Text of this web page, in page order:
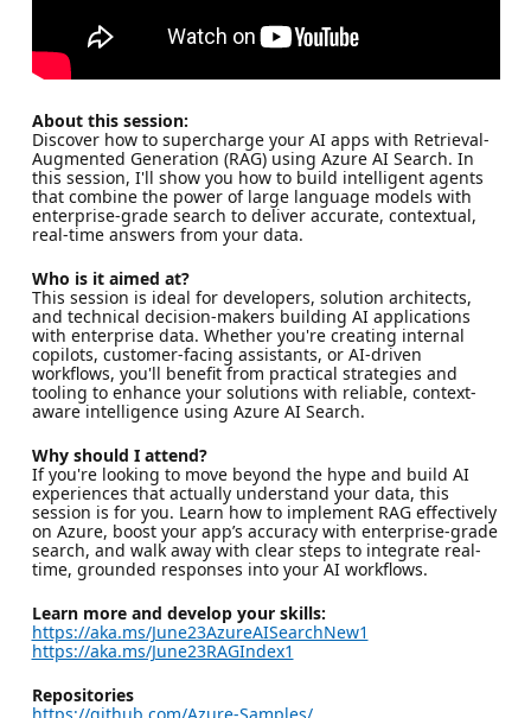
About this session:
Discover how to supercharge your AI apps with Retrieval-
Augmented Generation (RAG) using Azure AI Search. In
this session, I'll show you how to build intelligent agents
that combine the power of large language models with
enterprise-grade search to deliver accurate, contextual,
real-time answers from your data.
Who is it aimed at?
This session is ideal for developers, solution architects,
and technical decision-makers building AI applications
with enterprise data. Whether you're creating internal
copilots, customer-facing assistants, or AI-driven
workflows, you'll benefit from practical strategies and
tooling to enhance your solutions with reliable, context-
aware intelligence using Azure AI Search.
Why should I attend?
If you're looking to move beyond the hype and build AI
experiences that actually understand your data, this
session is for you. Learn how to implement RAG effectively
on Azure, boost your app’s accuracy with enterprise-grade
search, and walk away with clear steps to integrate real-
time, grounded responses into your AI workflows.
Learn more and develop your skills:
https://aka.ms/June23AzureAISearchNew1
https://aka.ms/June23RAGIndex1
Repositories
https://github.com/Azure-Samples/